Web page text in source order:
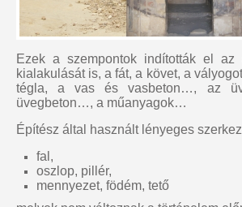
Ezek a szempontok indították el az
kialakulását is, a fát, a követ, a
tégla, a vas és vasbeton…, az
üvegbeton…, a műanyagok…
Építész által használt lényeges
fal,
oszlop, pillér,
mennyezet, födém, tető